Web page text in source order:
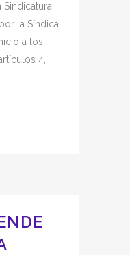
la Síndica
a los
4,